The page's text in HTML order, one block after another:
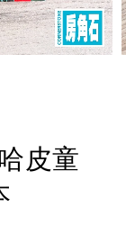
皮童